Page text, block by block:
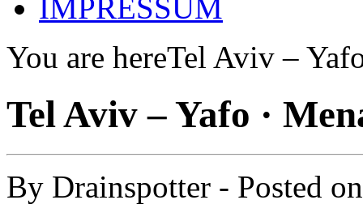
IMPRESSUM
You are hereTel Aviv –
Tel Aviv – Yafo ·
By Drainspotter - Posted